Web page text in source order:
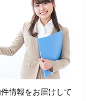
情報をお届けして